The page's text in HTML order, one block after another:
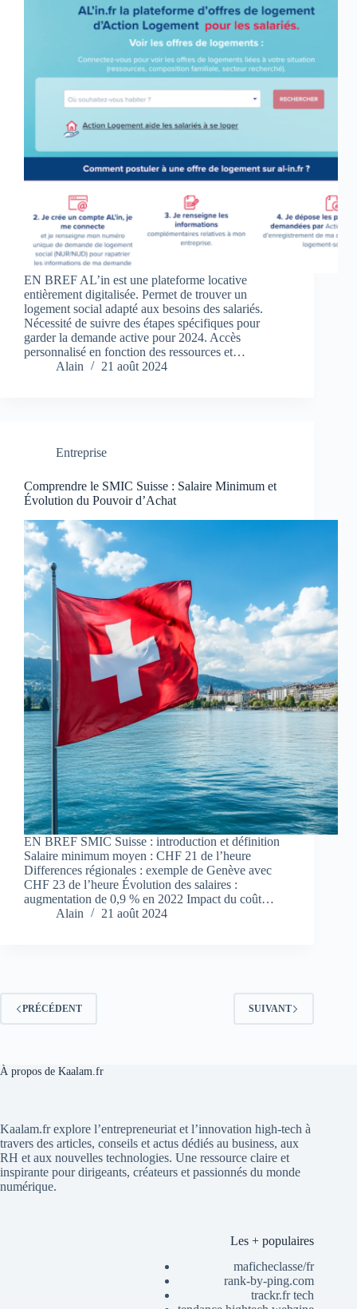
EN BREF AL’in est une plateforme locative
entièrement digitalisée. Permet de trouver un
logement social adapté aux besoins des salariés.
Nécessité de suivre des étapes spécifiques pour
garder la demande active pour 2024. Accès
personnalisé en fonction des ressources et…
Alain
21 août 2024
Entreprise
Comprendre le SMIC Suisse : Salaire Minimum et
Évolution du Pouvoir d’Achat
EN BREF SMIC Suisse : introduction et définition
Salaire minimum moyen : CHF 21 de l’heure
Differences régionales : exemple de Genève avec
CHF 23 de l’heure Évolution des salaires :
augmentation de 0,9 % en 2022 Impact du coût…
Alain
21 août 2024
PRÉCÉDENT SUIVANT
À propos de Kaalam.fr
Kaalam.fr explore l’entrepreneuriat et l’innovation high-tech à
travers des articles, conseils et actus dédiés au business, aux
RH et aux nouvelles technologies. Une ressource claire et
inspirante pour dirigeants, créateurs et passionnés du monde
numérique.
Les + populaires
maficheclasse/fr
rank-by-ping.com
trackr.fr tech